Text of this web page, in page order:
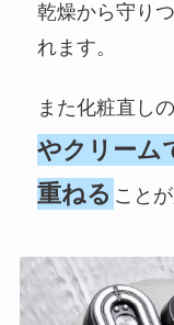
乾燥から守り
れます。
また化粧直し
やクリーム
重ねる こと